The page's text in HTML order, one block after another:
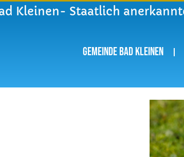
Kleinen- Staatlich
Gemeinde Bad Kleinen